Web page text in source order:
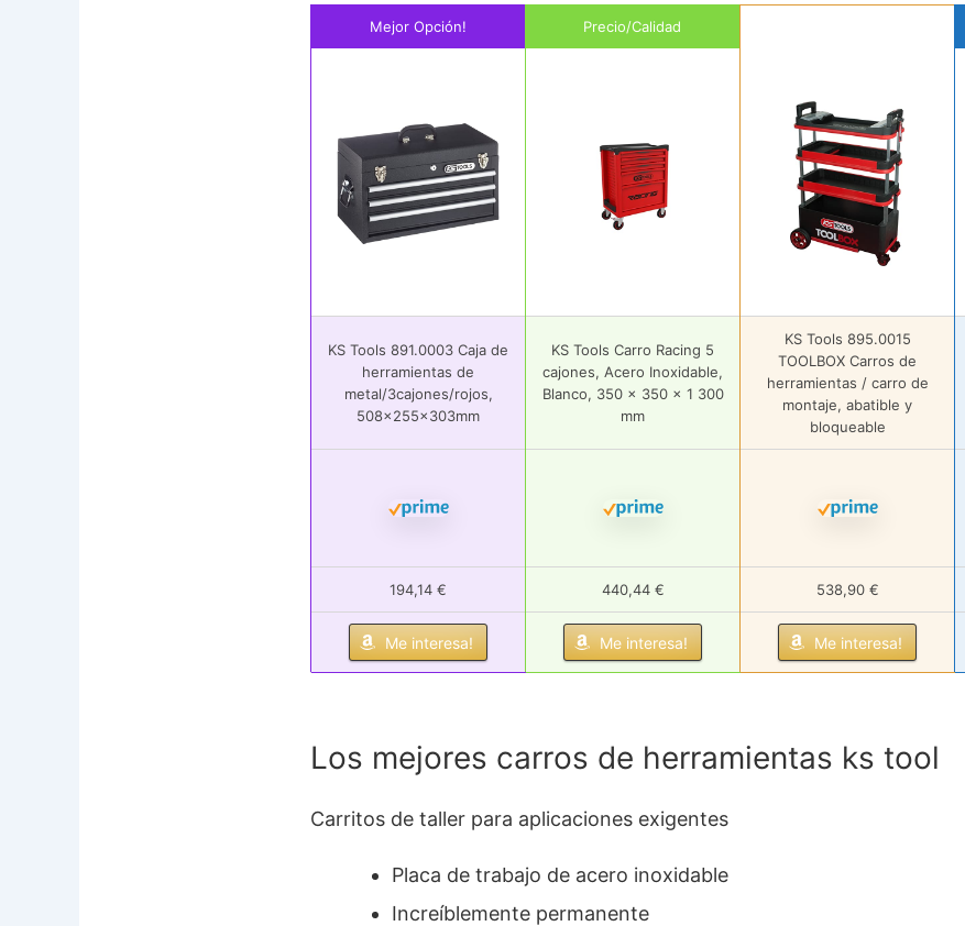
Mejor Opción! Precio/Calidad
KS Tools 891.0003 Caja de
herramientas de
metal/3cajones/rojos,
508x255x303mm
KS Tools Carro Racing 5
cajones, Acero Inoxidable,
Blanco, 350 x 350 x 1 300
mm
KS Tools 895.0015
TOOLBOX Carros de
herramientas / carro de
montaje, abatible y
bloqueable
194,14 € 440,44 € 538,90 €
Me interesa! Me interesa! Me interesa!
Los mejores carros de herramientas ks tool
Carritos de taller para aplicaciones exigentes
Placa de trabajo de acero inoxidable
Increíblemente permanente